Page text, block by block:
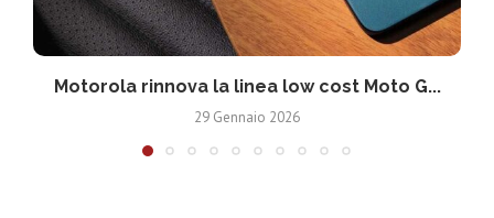
Motorola rinnova la linea low cost Moto G...
29 Gennaio 2026